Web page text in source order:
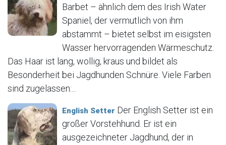
Barbet – ähnlich dem des Irish Water
Spaniel, der vermutlich von ihm
abstammt – bietet selbst im eisigsten
Wasser hervorragenden Wärmeschutz.
Das Haar ist lang, wollig, kraus und bildet als
Besonderheit bei Jagdhunden Schnüre. Viele Farben
sind zugelassen:...
English Setter Der English Setter ist ein
großer Vorstehhund. Er ist ein
ausgezeichneter Jagdhund, der in